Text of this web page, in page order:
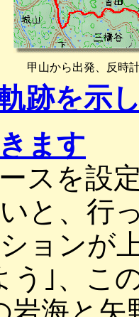
甲山から出発、反時
跡を示
ます
スを設
と、行
ョンが
う｣、こ